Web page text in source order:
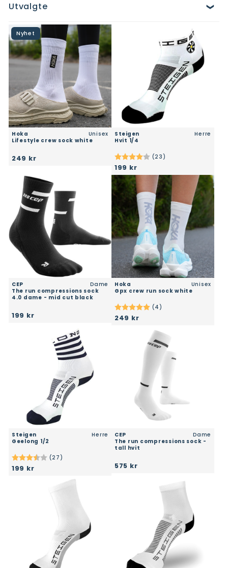
Utvalgte
Nyhet
Hoka
Unisex
lifestyle crew sock white
249 kr
Steigen
Herre
hvit 1/4
Karakter: (23)
4.0 av 5 mulige
199 kr
CEP
Dame
the run compressions sock
4.0 dame - mid cut black
199 kr
Hoka
Unisex
gpx crew run sock white
Karakter: (4)
5.0 av 5 mulige
249 kr
Steigen
Herre
geelong 1/2
Karakter: (27)
3.9 av 5 mulige
199 kr
CEP
Dame
the run compressions sock -
tall hvit
575 kr